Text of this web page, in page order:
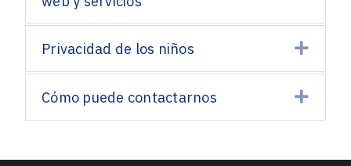
Privacidad de los niños
Cómo puede contactarnos